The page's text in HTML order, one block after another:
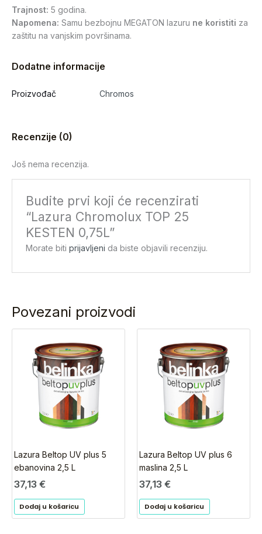
Trajnost: 5 godina.
Napomena: Samu bezbojnu MEGATON lazuru ne koristiti za
zaštitu na vanjskim površinama.
Dodatne informacije
Proizvođač Chromos
Recenzije (0)
Još nema recenzija.
Budite prvi koji će recenzirati
“Lazura Chromolux TOP 25
KESTEN 0,75L”
Morate bitiprijavljeni da biste objavili recenziju.
Povezani proizvodi
Lazura Beltop UV plus 5
ebanovina 2,5 L
37,13 €
Dodaj u košaricu
Lazura Beltop UV plus 6
maslina 2,5 L
37,13 €
Dodaj u košaricu